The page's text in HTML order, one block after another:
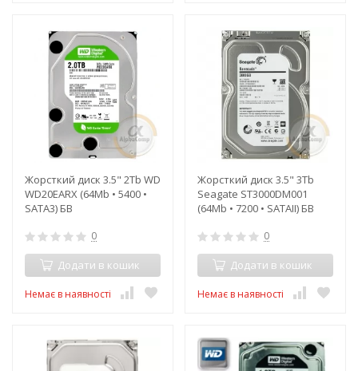
Жорсткий диск 3.5" 2Tb WD
WD20EARX (64Mb • 5400 •
SATA3) БВ
0
Додати в кошик
Немає в наявності
Жорсткий диск 3.5" 3Tb
Seagate ST3000DM001
(64Mb • 7200 • SATAII) БВ
0
Додати в кошик
Немає в наявності